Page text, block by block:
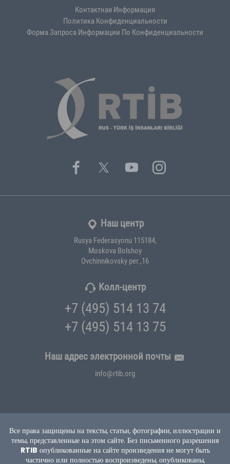
Контактная Информация
Политика Конфиденциальности
Форма Запроса Информации По Конфиденциальности
Наш центр
Rusya Federasyonu 115184,
Moskova Bolshoy
Ovchinnikovsky per.,16
Колл-центр
+7 (495) 514 13 74
+7 (495) 514 13 75
Наш адрес электронной почты
info@rtib.org
Все права защищены на тексты, статьи, фотографии, иллюстрации и
темы, представленные на этом сайте. Без письменного разрешения
RTIB опубликованные на сайте произведения не могут быть
частично или полностью воспроизведены, опубликованы,